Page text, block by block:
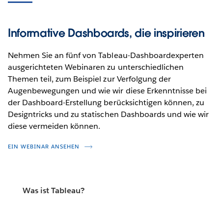
Informative Dashboards, die inspirieren
Nehmen Sie an fünf von Tableau-Dashboardexperten
ausgerichteten Webinaren zu unterschiedlichen
Themen teil, zum Beispiel zur Verfolgung der
Augenbewegungen und wie wir diese Erkenntnisse bei
der Dashboard-Erstellung berücksichtigen können, zu
Designtricks und zu statischen Dashboards und wie wir
diese vermeiden können.
EIN WEBINAR ANSEHEN
Was ist Tableau?